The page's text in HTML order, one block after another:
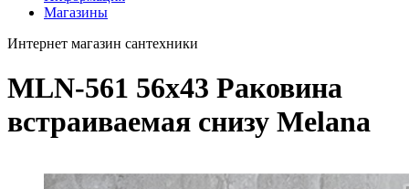
Магазины
Интернет магазин сантехники
MLN-561 56x43 Раковина
встраиваемая снизу Melana